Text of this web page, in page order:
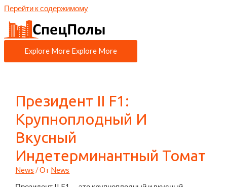
Перейти к содержимому
Explore More Explore More
Президент II F1:
Крупноплодный И
Вкусный
Индетерминантный Томат
News / От News